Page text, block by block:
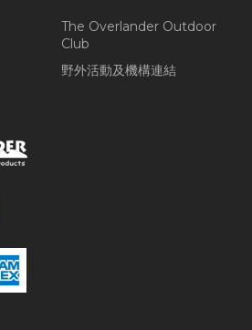
The Overlander Outdoor
Club
野外活動及機構連結